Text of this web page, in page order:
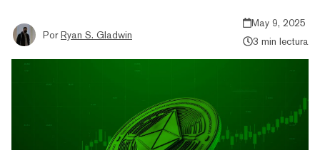
Por Ryan S. Gladwin
May 9, 2025
3 min lectura